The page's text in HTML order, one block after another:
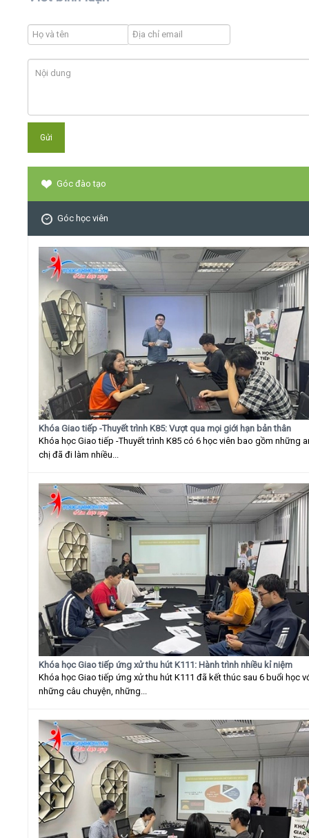
Góc đào tạo
Góc học viên
Khóa Giao tiếp -Thuyết trình K85: Vượt qua mọi giới hạn bản thân
Khóa học Giao tiếp -Thuyết trình K85 có 6 học viên bao gồm những
chị đã đi làm nhiều...
Khóa học Giao tiếp ứng xử thu hút K111: Hành trình nhiều kỉ niệm
Khóa học Giao tiếp ứng xử thu hút K111 đã kết thúc sau 6 buổi học
những câu chuyện, những...